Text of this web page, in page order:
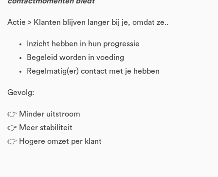
Actie > Klanten blijven langer bij je, omdat ze..
Inzicht hebben in hun progressie
Begeleid worden in voeding
Regelmatig(er) contact met je hebben
Gevolg:
👉 Minder uitstroom
👉 Meer stabiliteit
👉 Hogere omzet per klant